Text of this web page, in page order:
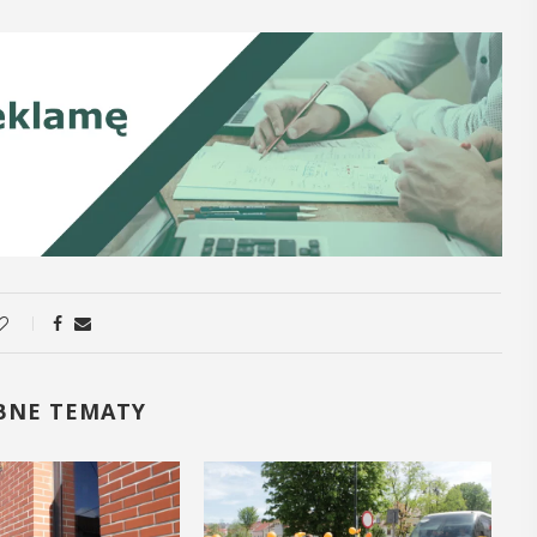
TEMATY
czyli 29-30
przez
Myślenicach
12 MAJ
16:00 - 17:30
Spotkanie
Seniorów w
Jaworniku
słoiczków ...